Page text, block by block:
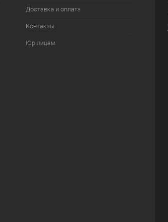
Доставка и оплата
Контакты
Юр лицам